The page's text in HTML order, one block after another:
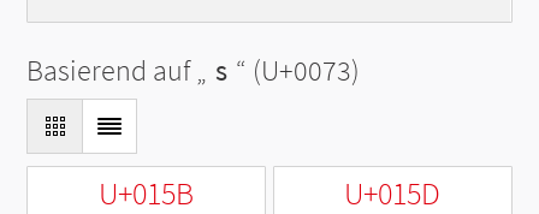
Basierend auf „ s “ (U+0073)
U+015B U+015D